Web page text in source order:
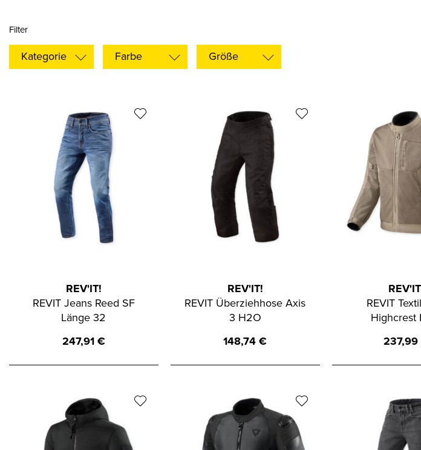
Filter
Kategorie Farbe Größe
REV'IT!
REVIT Jeans Reed SF
Länge 32
247,91€
REV'IT!
REVIT Überziehhose Axis
3 H2O
148,74€
REVIT
Highcrest
237,99